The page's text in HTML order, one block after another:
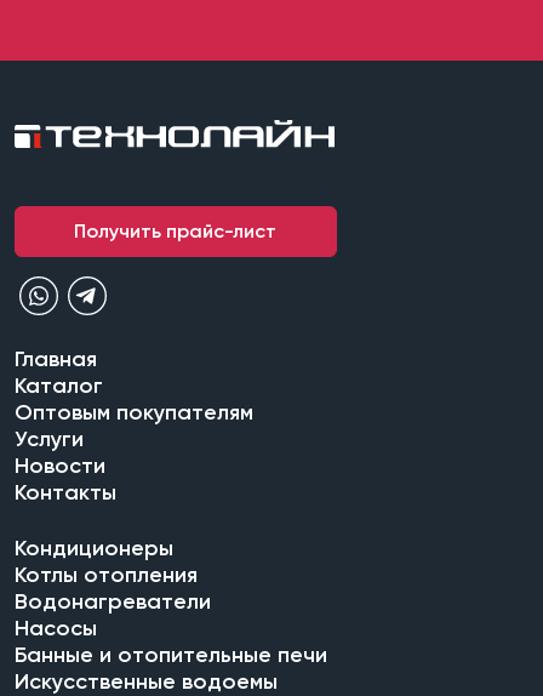
Получить прайс-лист
Главная
Каталог
Оптовым покупателям
Услуги
Новости
Контакты
Кондиционеры
Котлы отопления
Водонагреватели
Насосы
Банные и отопительные печи
Искусственные водоемы